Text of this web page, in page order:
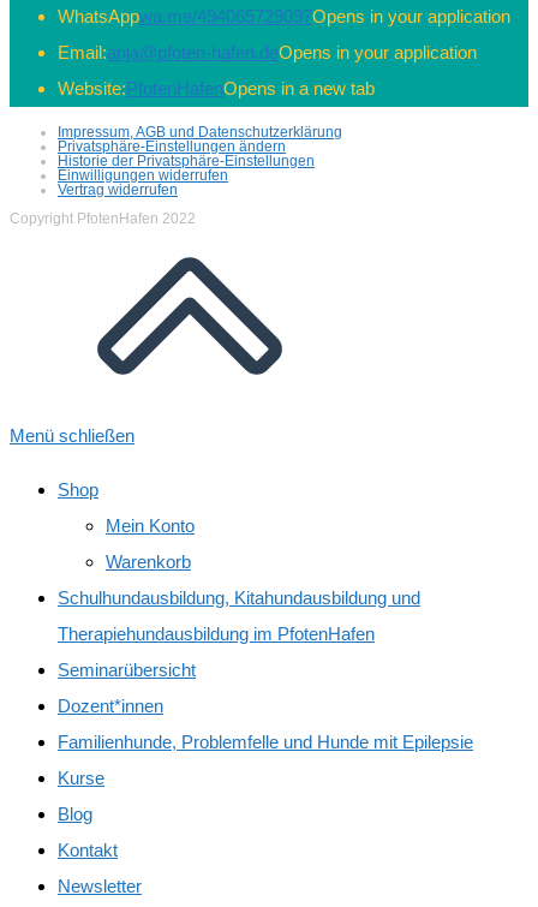
WhatsAppwa.me/494065729097Opens in your application
Email:anja@pfoten-hafen.deOpens in your application
Website:PfotenHafenOpens in a new tab
Impressum, AGB und Datenschutzerklärung
Privatsphäre-Einstellungen ändern
Historie der Privatsphäre-Einstellungen
Einwilligungen widerrufen
Vertrag widerrufen
Copyright PfotenHafen 2022
Menü schließen
Shop
Mein Konto
Warenkorb
Schulhundausbildung, Kitahundausbildung und
Therapiehundausbildung im PfotenHafen
Seminarübersicht
Dozent*innen
Familienhunde, Problemfelle und Hunde mit Epilepsie
Kurse
Blog
Kontakt
Newsletter